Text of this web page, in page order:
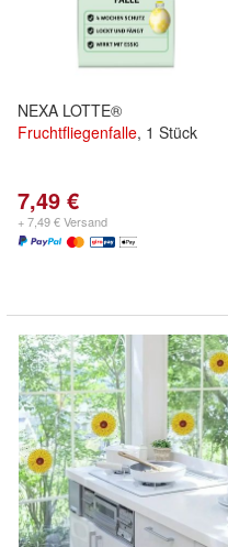
NEXA LOTTE®
Fruchtfliegenfalle, 1 Stück
7,49 €
+ 7,49 € Versand